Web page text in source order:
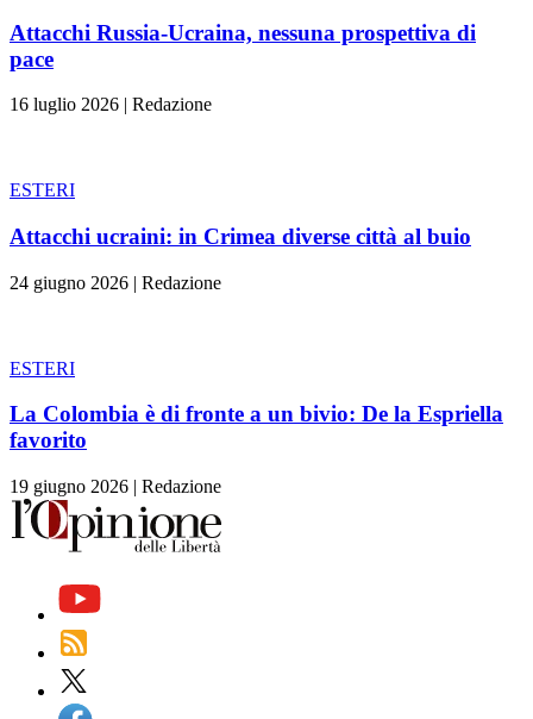
Attacchi Russia-Ucraina, nessuna prospettiva di
pace
16 luglio 2026 | Redazione
ESTERI
Attacchi ucraini: in Crimea diverse città al buio
24 giugno 2026 | Redazione
ESTERI
La Colombia è di fronte a un bivio: De la Espriella
favorito
19 giugno 2026 | Redazione